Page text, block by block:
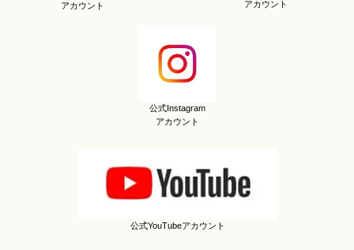
アカウント
アカウント
公式Instagram
アカウント
公式YouTubeアカウント